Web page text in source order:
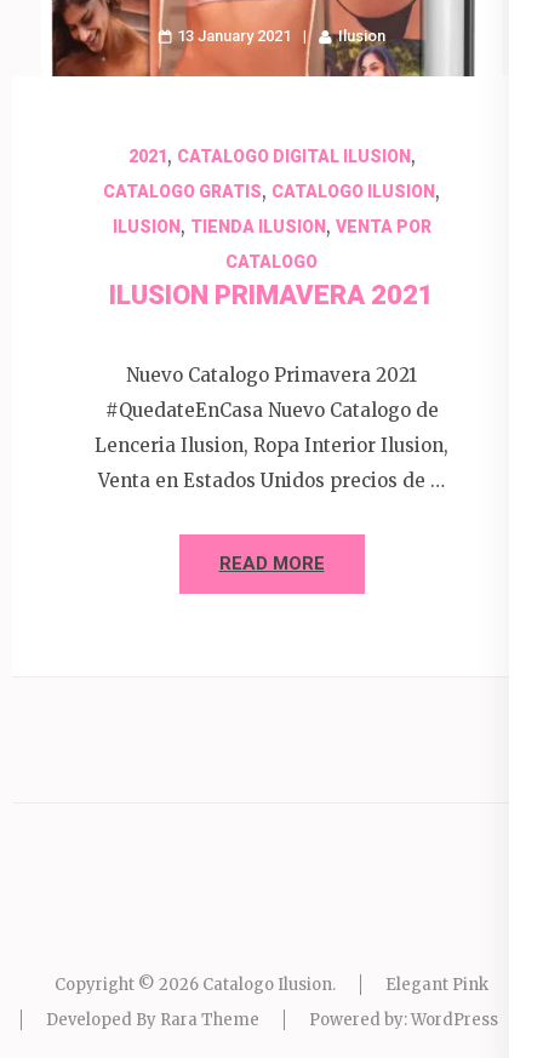
13 January 2021 Ilusion
2021, CATALOGO DIGITAL ILUSION,
CATALOGO GRATIS, CATALOGO ILUSION ,
ILUSION, TIENDA ILUSION, VENTA POR
CATALOGO
ILUSION PRIMAVERA 2021
Nuevo Catalogo Primavera 2021
#QuedateEnCasa Nuevo Catalogo de
Lenceria Ilusion, Ropa Interior Ilusion,
Venta en Estados Unidos precios de …
READ MORE
Copyright © 2026 Catalogo Ilusion.
Elegant Pink
Developed By Rara Theme Powered by:WordPress